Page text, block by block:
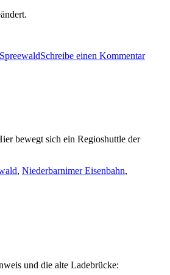
Schreibe einen Kommentarzu
bewegt sich ein Regioshuttle der
, Niederbarnimer Eisenbahn,
und die alte Ladebrücke: